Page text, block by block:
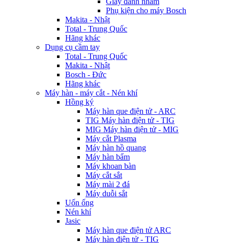
Phụ kiện cho máy Bosch
Makita - Nhật
Total - Trung Quốc
Hãng khác
Dụng cụ cầm tay
Total - Trung Quốc
Makita - Nhật
Bosch - Đức
Hãng khác
Máy hàn - máy cắt - Nén khí
Hồng ký
Máy hàn que điện tử - ARC
TIG Máy hàn điện tử - TIG
MIG Máy hàn điện tử - MIG
Máy cắt Plasma
Máy hàn hồ quang
Máy hàn bẩm
Máy khoan bàn
Máy cắt sắt
Máy mài 2 đá
Máy duỗi sắt
Uốn ống
Nén khí
Jasic
Máy hàn que điện tử ARC
Máy hàn điện tử - TIG